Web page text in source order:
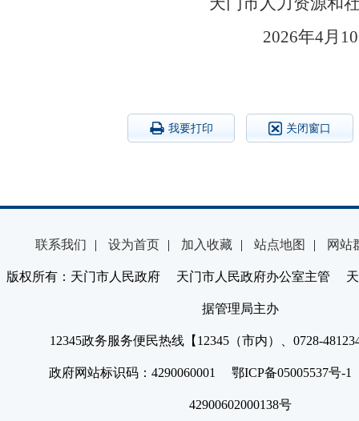
2026
我要打印 关闭窗口
联系我们 | 设为首页 | 加入收藏 | 站点地图 | 网站
版权所有：天门市人民政府 天门市人民政府办公室主管 天
据管理局主办
12345政务服务便民热线【12345（市内）、0728-
政府网站标识码：4290060001 鄂ICP备05005537号
42900602000138号